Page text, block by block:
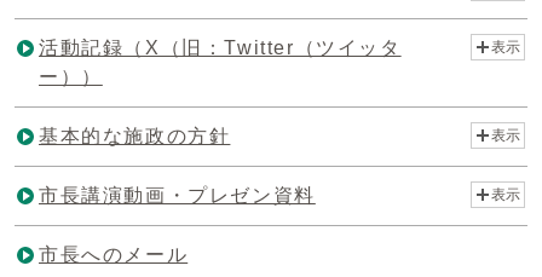
活動記録（X（旧：Twitter（ツイッタ
ー））
表示
基本的な施政の方針 表示
市長講演動画・プレゼン資料 表示
市長へのメール